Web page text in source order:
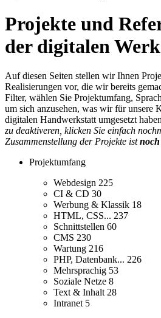
Projekte und
der digitalen
Auf diesen Seiten stellen wir Ihnen
Realisierungen vor, die wir bereits
Filter, wählen Sie Projektumfang,
um sich anzusehen, was wir für unsere
digitalen Handwerkstatt umgesetzt
zu deaktiveren, klicken Sie einfach
Zusammenstellung der Projekte ist
Projektumfang
Webdesign 225
CI & CD 30
Werbung & Klassik 18
HTML, CSS... 237
Schnittstellen 60
CMS 230
Wartung 216
PHP, Datenbank... 226
Mehrsprachig 53
Soziale Netze 8
Text & Inhalt 28
Intranet 5